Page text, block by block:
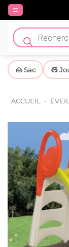
Passer
contenu
Recherche
de
produits
👜 Sac 🧸
ACCUEIL -